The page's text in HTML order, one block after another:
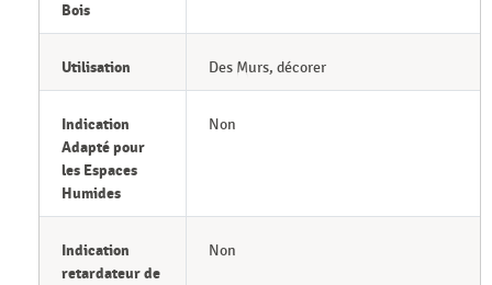
Bois
Utilisation Des Murs, décorer
Indication
Adapté pour
les Espaces
Humides
Non
Indication
retardateur de
Non